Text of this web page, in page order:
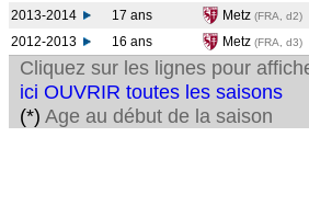
2013-2014
17 ans Metz (FRA, d2)
2012-2013
16 ans Metz (FRA, d3)
Cliquez sur les lignes pour
ici OUVRIR toutes les saisons
(*) Age au début de la saison